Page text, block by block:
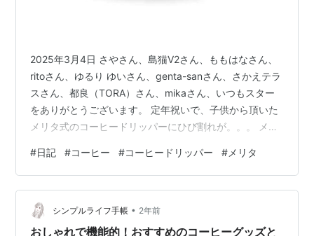
2025年3月4日 さやさん、島猫V2さん、ももはなさん、
ritoさん、ゆるり ゆいさん、genta-sanさん、さかえテラ
スさん、都良（TORA）さん、mikaさん、いつもスター
をありがとうございます。 定年祝いで、子供から頂いた
メリタ式のコーヒードリッパーにひび割れが。。。 メリ
ー 1×1 メジャースプーン付き プラスチック製 CF-T 1×1
メリタ(Melitta) Amazon 寿命かな。近くのスーパーやホ
ームセンターで探したが見つからず。100均でも良いかな
と思っていたが、OKでメリタ発見。 メリタ Melitta…
#日記 #コーヒー #コーヒードリッパー # メリタ
シンプルライフ手帳 • 2年前
おしゃれで機能的！おすすめのコーヒーグッズと